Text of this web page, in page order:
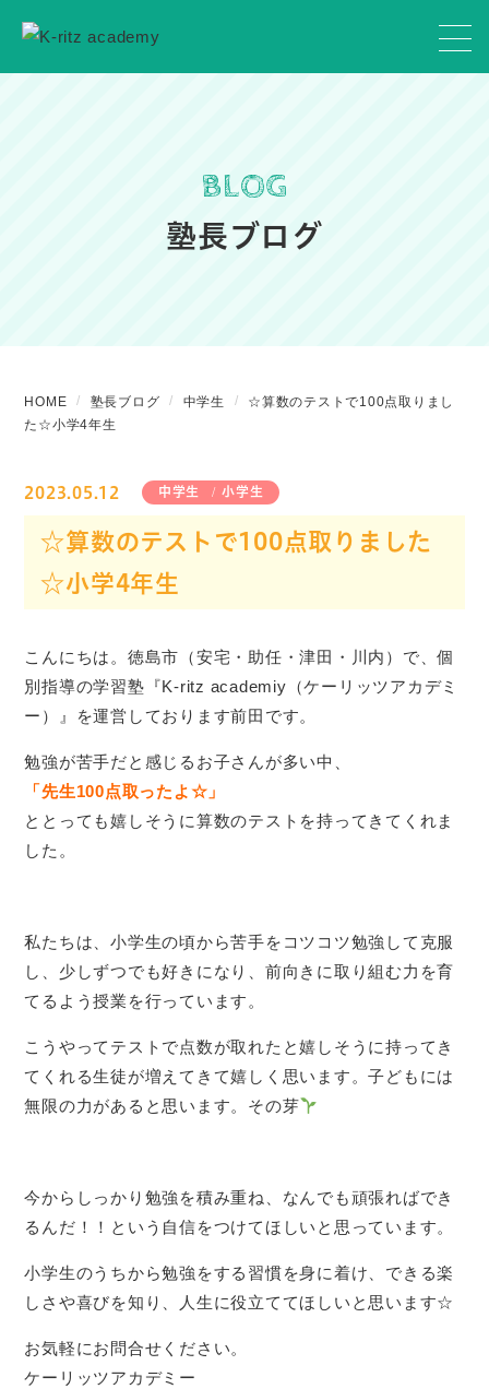
BLOG
塾長ブログ
HOME 塾長ブログ 中学生
☆算数のテストで100点取りまし
た☆小学4年生
2023.05.12 中学生 小学生
☆算数のテストで100点取りました
☆小学4年生
こんにちは。徳島市（安宅・助任・津田・川内）で、個
別指導の学習塾『K-ritz academiy（ケーリッツアカデミ
ー）』を運営しております前田です。
勉強が苦手だと感じるお子さんが多い中、
「先生100点取ったよ☆」
ととっても嬉しそうに算数のテストを持ってきてくれま
した。
私たちは、小学生の頃から苦手をコツコツ勉強して克服
し、少しずつでも好きになり、前向きに取り組む力を育
てるよう授業を行っています。
こうやってテストで点数が取れたと嬉しそうに持ってき
てくれる生徒が増えてきて嬉しく思います。子どもには
無限の力があると思います。その芽
今からしっかり勉強を積み重ね、なんでも頑張ればでき
るんだ！！という自信をつけてほしいと思っています。
小学生のうちから勉強をする習慣を身に着け、できる楽
しさや喜びを知り、人生に役立ててほしいと思います☆
お気軽にお問合せください。
ケーリッツアカデミー